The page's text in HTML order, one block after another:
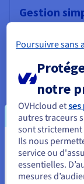
Gestion
Grâce à un
ressources et
toute simplicité.
Flexible et
Vous
Unis.
Poursuivre sans
notre
OVHcloud et
autres traceurs
sont
Ils nous
service ou
essentielles.
mesures